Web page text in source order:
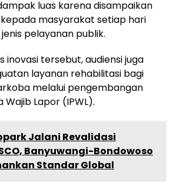
luas karena disampaikan
masyarakat setiap hari
pelayanan publik.
inovasi tersebut, audiensi juga
layanan rehabilitasi bagi
melalui pengembangan
Wajib Lapor (IPWL).
Jalani Revalidasi
Banyuwangi-Bondowoso
Standar Global